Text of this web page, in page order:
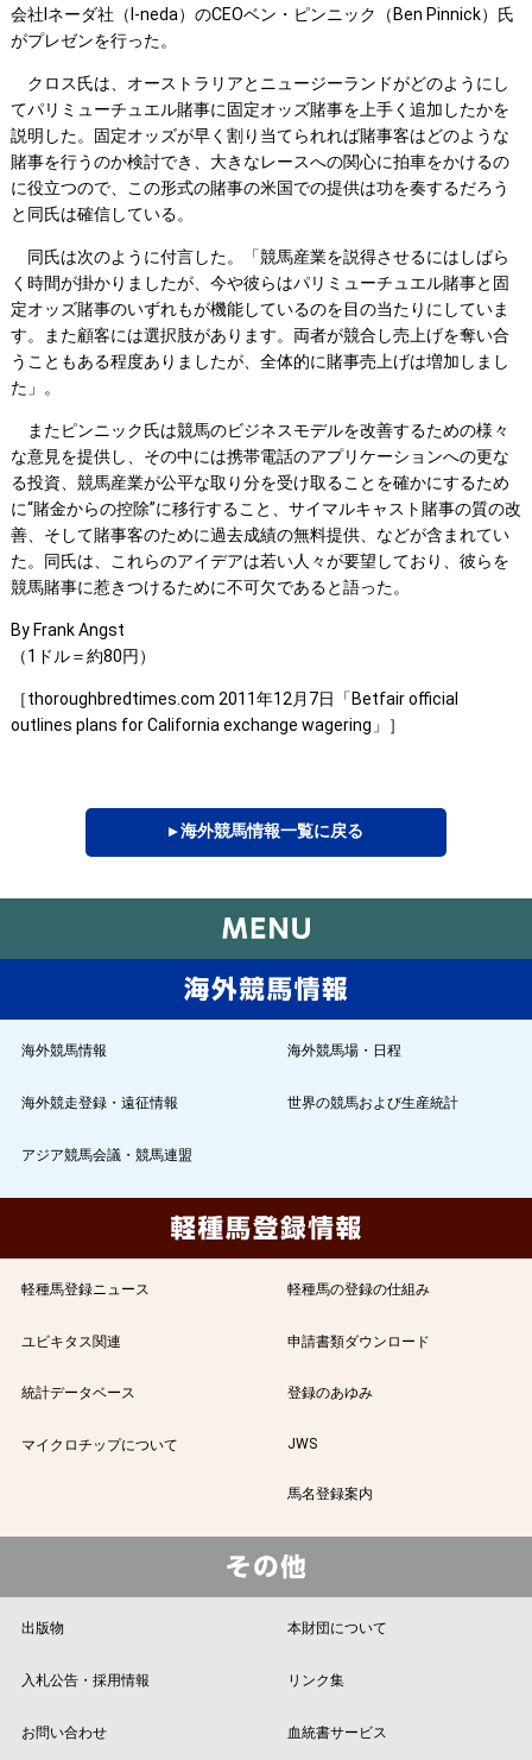
会社Iネーダ社（I-neda）のCEOベン・ピンニック（Ben Pinnick）氏
がプレゼンを行った。
クロス氏は、オーストラリアとニュージーランドがどのようにし
てパリミューチュエル賭事に固定オッズ賭事を上手く追加したかを
説明した。固定オッズが早く割り当てられれば賭事客はどのような
賭事を行うのか検討でき、大きなレースへの関心に拍車をかけるの
に役立つので、この形式の賭事の米国での提供は功を奏するだろう
と同氏は確信している。
同氏は次のように付言した。「競馬産業を説得させるにはしばら
く時間が掛かりましたが、今や彼らはパリミューチュエル賭事と固
定オッズ賭事のいずれもが機能しているのを目の当たりにしていま
す。また顧客には選択肢があります。両者が競合し売上げを奪い合
うこともある程度ありましたが、全体的に賭事売上げは増加しまし
た」。
またピンニック氏は競馬のビジネスモデルを改善するための様々
な意見を提供し、その中には携帯電話のアプリケーションへの更な
る投資、競馬産業が公平な取り分を受け取ることを確かにするため
に“賭金からの控除”に移行すること、サイマルキャスト賭事の質の改
善、そして賭事客のために過去成績の無料提供、などが含まれてい
た。同氏は、これらのアイデアは若い人々が要望しており、彼らを
競馬賭事に惹きつけるために不可欠であると語った。
By Frank Angst
（1ドル＝約80円）
［thoroughbredtimes.com 2011年12月7日「Betfair official
outlines plans for California exchange wagering」］
▸ 海外競馬情報一覧に戻る
海外競馬情報 海外競馬場・日程
海外競走登録・遠征情報 世界の競馬および生産統計
アジア競馬会議・競馬連盟
軽種馬登録ニュース 軽種馬の登録の仕組み
ユビキタス関連 申請書類ダウンロード
統計データベース 登録のあゆみ
マイクロチップについて JWS
馬名登録案内
出版物 本財団について
入札公告・採用情報 リンク集
お問い合わせ 血統書サービス